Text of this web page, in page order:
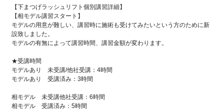
【下まつげラッシュリフト個別講習詳細】
【相モデル講習スタート】
モデルの用意が難しい、講習時に施術も受けてみたいという方のために新
設致しました。
モデルの有無によって講習時間、講習金額が変わります。
★受講時間
モデルあり 未受講/他社受講：4時間
モデルあり 受講済み：3時間
相モデル 未受講他社受講：6時間
相モデル 受講済み：5時間